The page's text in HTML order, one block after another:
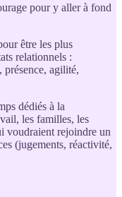
pour y aller à fond
être les plus
relationnels :
agilité,
dédiés à la
les familles, les
voudraient rejoindre un
(jugements, réactivité,